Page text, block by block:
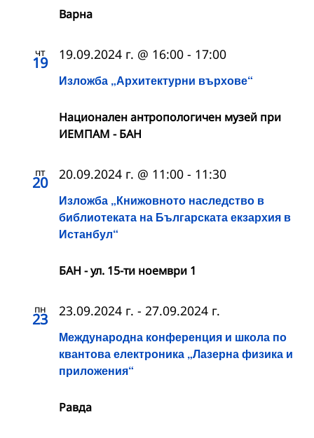
Варна
чт
19
Изложба „Архитектурни върхове“
19.09.2024 г. @ 16:00 - 17:00
Национален антропологичен музей при
ИЕМПАМ - БАН
пт
20
Изложба „Книжовното наследство в
библиотеката на Българската екзархия в
Истанбул“
20.09.2024 г. @ 11:00 - 11:30
БАН - ул. 15-ти ноември 1
пн
23
Международна конференция и школа по
квантова електроника „Лазерна физика и
приложения“
23.09.2024 г. - 27.09.2024 г.
Равда